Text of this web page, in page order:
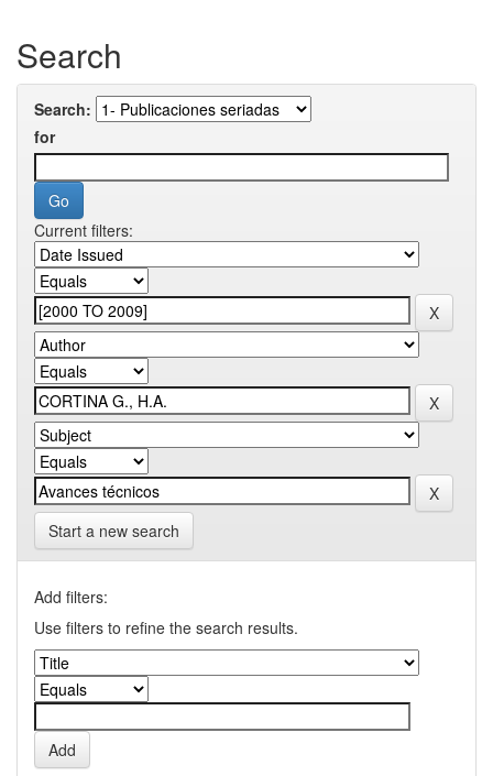
Search
Search:
for
Current filters:
Start a new search
Add filters:
Use filters to refine the search results.